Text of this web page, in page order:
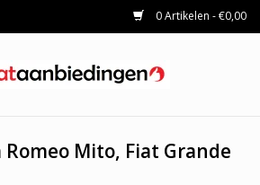
0 Artikelen - €0,00
Mito, Fiat Grande